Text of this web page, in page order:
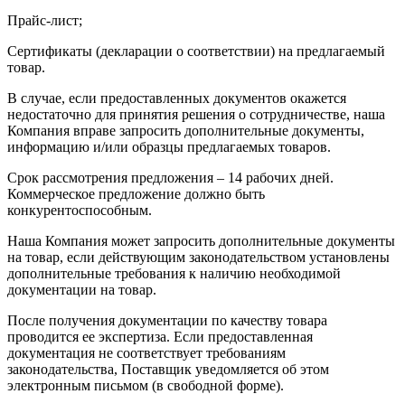
Прайс-лист;
Сертификаты (декларации о соответствии) на предлагаемый
товар.
В случае, если предоставленных документов окажется
недостаточно для принятия решения о сотрудничестве, наша
Компания вправе запросить дополнительные документы,
информацию и/или образцы предлагаемых товаров.
Срок рассмотрения предложения – 14 рабочих дней.
Коммерческое предложение должно быть
конкурентоспособным.
Наша Компания может запросить дополнительные документы
на товар, если действующим законодательством установлены
дополнительные требования к наличию необходимой
документации на товар.
После получения документации по качеству товара
проводится ее экспертиза. Если предоставленная
документация не соответствует требованиям
законодательства, Поставщик уведомляется об этом
электронным письмом (в свободной форме).